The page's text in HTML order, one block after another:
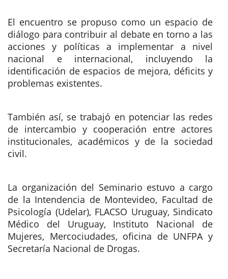
El encuentro se propuso como un espacio de
diálogo para contribuir al debate en torno a las
acciones y políticas a implementar a nivel
nacional e internacional, incluyendo la
identificación de espacios de mejora, déficits y
problemas existentes.
También así, se trabajó en potenciar las redes
de intercambio y cooperación entre actores
institucionales, académicos y de la sociedad
civil.
La organización del Seminario estuvo a cargo
de la Intendencia de Montevideo, Facultad de
Psicología (Udelar), FLACSO Uruguay, Sindicato
Médico del Uruguay, Instituto Nacional de
Mujeres, Mercociudades, oficina de UNFPA y
Secretaría Nacional de Drogas.